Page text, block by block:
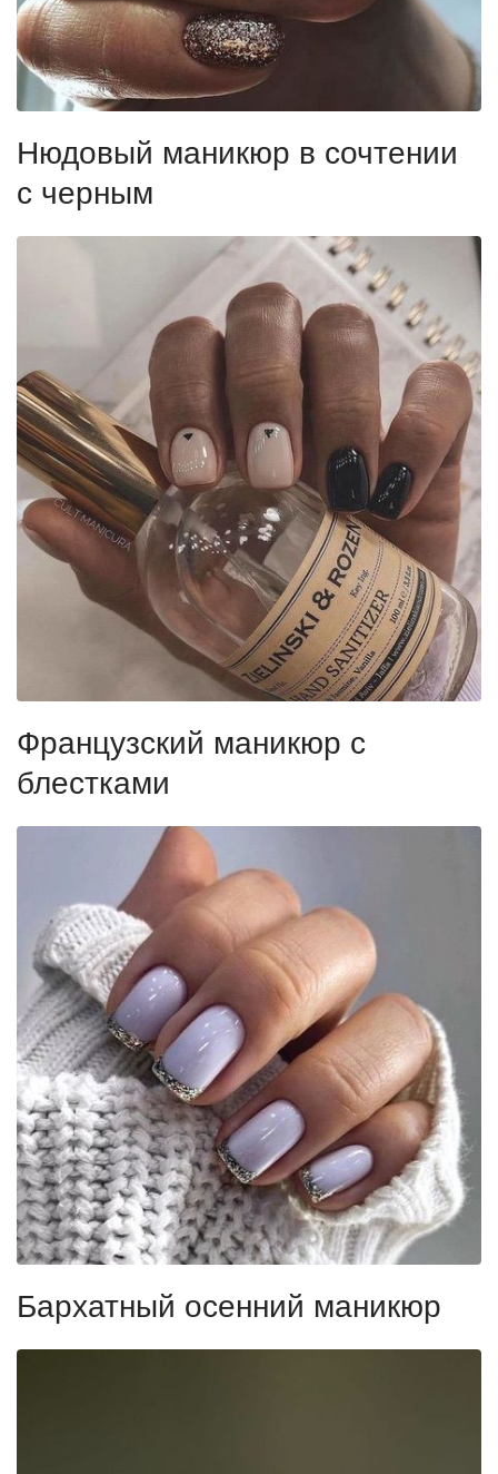
Нюдовый маникюр в сочтении
с черным
Французский маникюр с
блестками
Бархатный осенний маникюр